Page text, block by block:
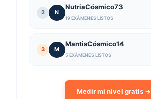
2 N
NutriaCósmico73
19 EXÁMENES LISTOS
3 M
MantisCósmico14
5 EXÁMENES LISTOS
Medir mi nivel gratis →